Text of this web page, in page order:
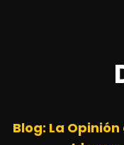
Blog: La